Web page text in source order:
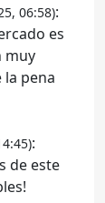
06:58):
es
muy
la pena
:
de este